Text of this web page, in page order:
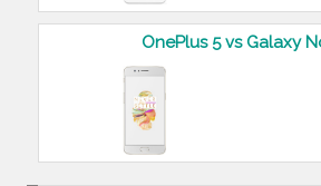
OnePlus 5 vs Galaxy